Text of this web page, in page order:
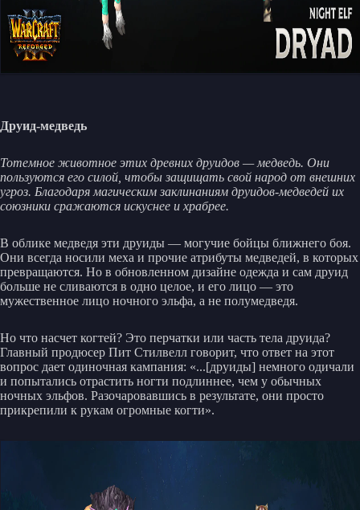
Друид-медведь
Тотемное животное этих древних друидов — медведь. Они
пользуются его силой, чтобы защищать свой народ от внешних
угроз. Благодаря магическим заклинаниям друидов-медведей их
союзники сражаются искуснее и храбрее.
В облике медведя эти друиды — могучие бойцы ближнего боя.
Они всегда носили меха и прочие атрибуты медведей, в которых
превращаются. Но в обновленном дизайне одежда и сам друид
больше не сливаются в одно целое, и его лицо — это
мужественное лицо ночного эльфа, а не полумедведя.
Но что насчет когтей? Это перчатки или часть тела друида?
Главный продюсер Пит Стилвелл говорит, что ответ на этот
вопрос дает одиночная кампания: «...[друиды] немного одичали
и попытались отрастить ногти подлиннее, чем у обычных
ночных эльфов. Разочаровавшись в результате, они просто
прикрепили к рукам огромные когти».